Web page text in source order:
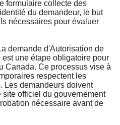
formulaire collecte des
du demandeur, le but
nécessaires pour évaluer
demande d'Autorisation de
une étape obligatoire pour
Canada. Ce processus vise à
respectent les
Les demandeurs doivent
officiel du gouvernement
nécessaire avant de